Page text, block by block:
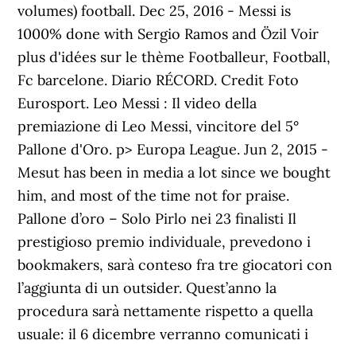
volumes) football. Dec 25, 2016 - Messi is
1000% done with Sergio Ramos and Özil Voir
plus d'idées sur le thème Footballeur, Football,
Fc barcelone. Diario RÉCORD. Credit Foto
Eurosport. Leo Messi : Il video della
premiazione di Leo Messi, vincitore del 5°
Pallone d'Oro. p> Europa League. Jun 2, 2015 -
Mesut has been in media a lot since we bought
him, and most of the time not for praise.
Pallone d’oro – Solo Pirlo nei 23 finalisti Il
prestigioso premio individuale, prevedono i
bookmakers, sarà conteso fra tre giocatori con
l’aggiunta di un outsider. Quest’anno la
procedura sarà nettamente rispetto a quella
usuale: il 6 dicembre verranno comunicati i